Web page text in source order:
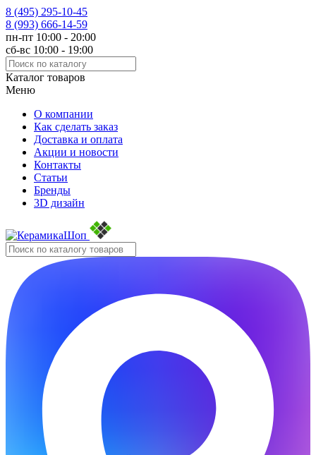
8 (495) 295-10-45
8 (993) 666-14-59
пн-пт 10:00 - 20:00
сб-вс 10:00 - 19:00
Каталог товаров
Меню
О компании
Как сделать заказ
Доставка и оплата
Акции и новости
Контакты
Статьи
Бренды
3D дизайн